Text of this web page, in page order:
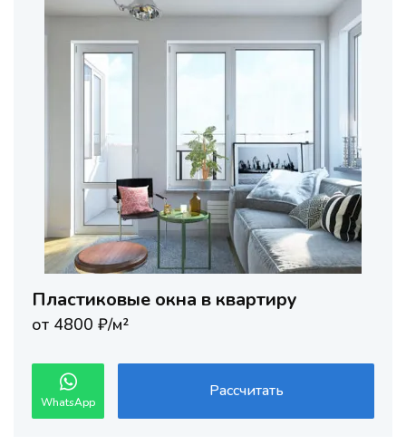
Пластиковые окна в квартиру
от 4800 ₽/м²
WhatsApp
Рассчитать